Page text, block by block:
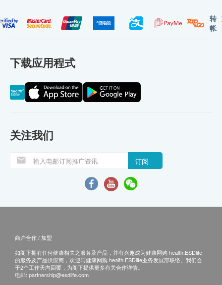
转
帐
下载应用程式
关注我们
订阅
商户合作 / 加盟
如阁下拥有任何健康相关之服务及产品，并有兴趣成为健康网购 health.ESDlife
的服务及产品供应商，欢迎与健康网购 health.ESDlife业务发展部联络。我们会
于2个工作天内回覆，为阁下提供更多有关合作详情。
电邮: partnership@esdlife.com